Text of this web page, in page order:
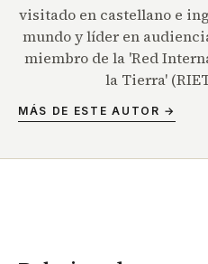
visitado en castellano e
mundo y líder en
miembro de la 'Red
la Tierra'
MÁS DE ESTE AUTOR →